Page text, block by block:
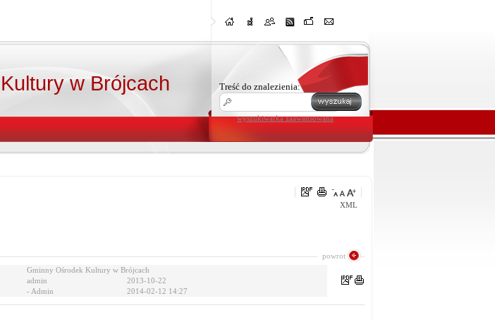
w Brójcach Treść do znalezienia:
wyszukiwarka zaawansowana
XML
powrot
Gminny Ośrodek Kultury w Brójcach
admin
2013-10-22
- Admin 2014-02-12 14:27